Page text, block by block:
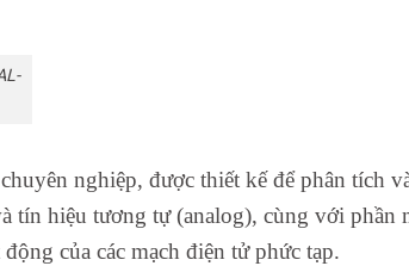
nghiệp, được thiết kế để phân tích
tín hiệu tương tự (analog), cùng với phần
của các mạch điện tử phức tạp.